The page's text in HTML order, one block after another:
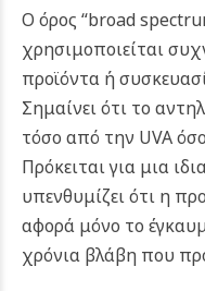
Ο όρος “broad
χρησιμοποιείται
προϊόντα ή
Σημαίνει ότι το
τόσο από την UVA
Πρόκειται για μια
υπενθυμίζει ότι η
αφορά μόνο το
χρόνια βλάβη που